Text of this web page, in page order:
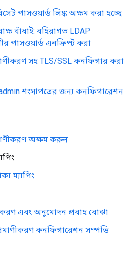
পাসওয়ার্ড লিঙ্ক অক্ষম করা হচ্ছে
বাঁধাই: বহিরাগত LDAP
পাসওয়ার্ড এনক্রিপ্ট করা
সহ TLS/SSL কনফিগার করা
শংসাপত্রের জন্য কনফিগারেশন
অক্ষম করুন
ম্যাপিং
এবং অনুমোদন প্রবাহ বোঝা
কনফিগারেশন সম্পত্তি